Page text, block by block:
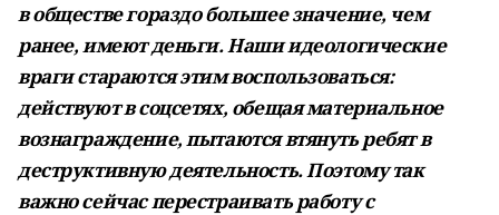
в обществе гораздо большее значение, чем
ранее, имеют деньги. Наши идеологические
враги стараются этим воспользоваться:
действуют в соцсетях, обещая материальное
вознаграждение, пытаются втянуть ребят в
деструктивную деятельность. Поэтому так
важно сейчас перестраивать работу с